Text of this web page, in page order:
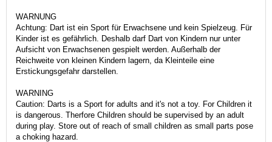
WARNUNG
Achtung: Dart ist ein Sport für Erwachsene und kein Spielzeug. Für
Kinder ist es gefährlich. Deshalb darf Dart von Kindern nur unter
Aufsicht von Erwachsenen gespielt werden. Außerhalb der
Reichweite von kleinen Kindern lagern, da Kleinteile eine
Erstickungsgefahr darstellen.
WARNING
Caution: Darts is a Sport for adults and it's not a toy. For Children it
is dangerous. Therfore Children should be supervised by an adult
during play. Store out of reach of small children as small parts pose
a choking hazard.